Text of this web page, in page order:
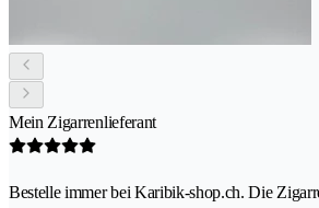
Mein Zigarrenlieferant
Bestelle immer bei Karibik-shop.ch. Die